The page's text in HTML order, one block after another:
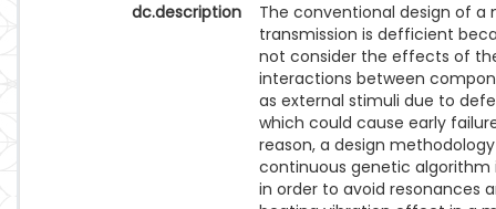
dc.description
The conventional design of a
transmission is defficient
not consider the effects of
interactions between
as external stimuli due to
which could cause early
reason, a design
continuous genetic algorithm
in order to avoid resonances